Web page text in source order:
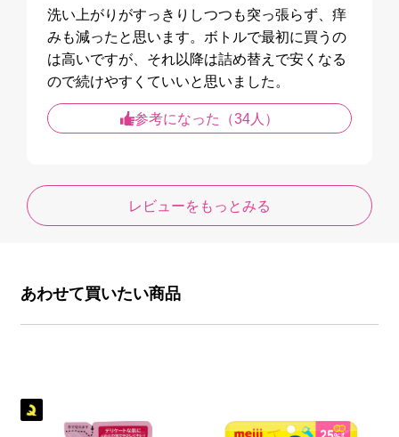
洗い上がりがすっきりしつつも突っ張らず、痒
みも減ったと思います。ボトルで最初に買うの
は高いですが、それ以降は詰め替えで安くなる
ので続けやすくていいと思いました。
参考になった（34人）
レビューをもっとみる
あわせて買いたい商品